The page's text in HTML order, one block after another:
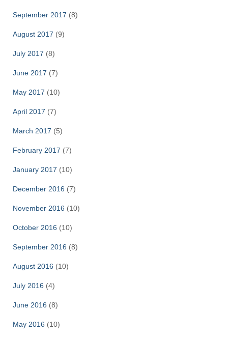
September 2017 (8)
August 2017 (9)
July 2017 (8)
June 2017 (7)
May 2017 (10)
April 2017 (7)
March 2017 (5)
February 2017 (7)
January 2017 (10)
December 2016 (7)
November 2016 (10)
October 2016 (10)
September 2016 (8)
August 2016 (10)
July 2016 (4)
June 2016 (8)
May 2016 (10)